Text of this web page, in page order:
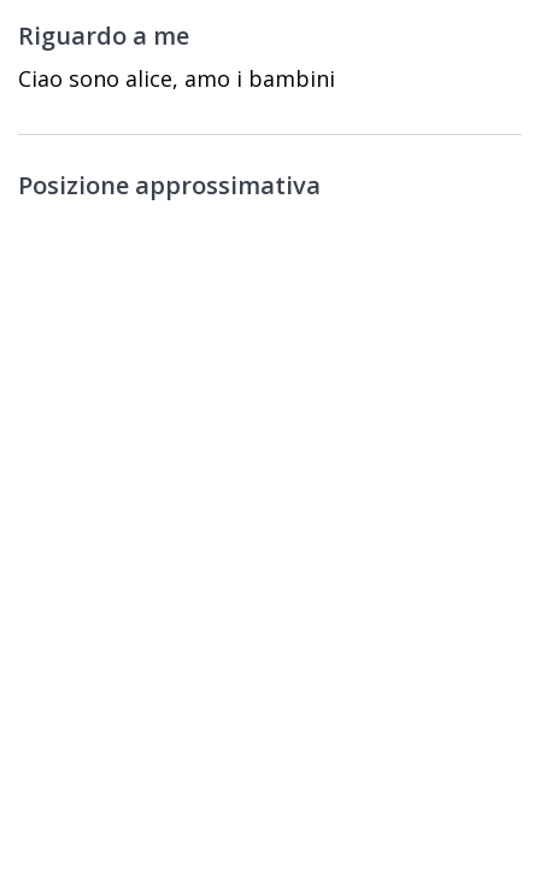
Riguardo a me
Ciao sono alice, amo i bambini
Posizione approssimativa